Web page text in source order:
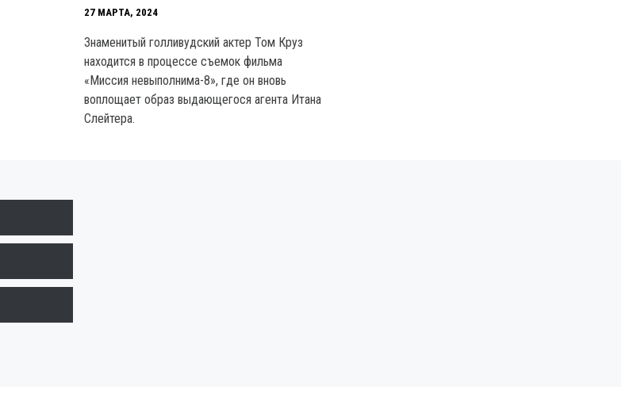
27 МАРТА, 2024
Знаменитый голливудский актер Том Круз
находится в процессе съемок фильма
«Миссия невыполнима-8», где он вновь
воплощает образ выдающегося агента Итана
Слейтера.